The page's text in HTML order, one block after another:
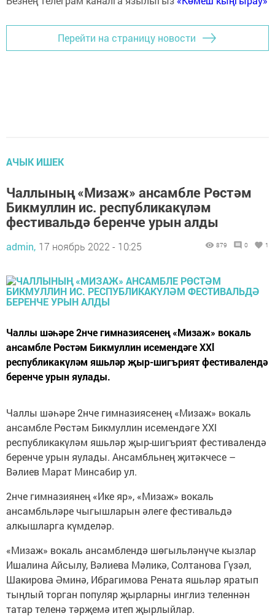
Перейти на страницу новости
АЧЫК ИШЕК
Чаллының «Мизаж» ансамбле Рөстәм
Бикмуллин ис. республикакүләм
фестивальдә беренче урын алды
admin, 17 ноябрь 2022 - 10:25 879 0 1
Чаллы шәһәре 2нче гимназиясенең «Мизаж» вокаль
ансамбле Рөстәм Бикмуллин исемендәге ХХl
республикакүләм яшьләр җыр-шигърият фестивалендә
беренче урын яулады.
Чаллы шәһәре 2нче гимназиясенең «Мизаж» вокаль
ансамбле Рөстәм Бикмуллин исемендәге ХХl
республикакүләм яшьләр җыр-шигърият фестивалендә
беренче урын яулады. Ансамбльнең җитәкчесе –
Вәлиев Марат Минсабир ул.
2нче гимназиянең «Ике яр», «Мизаж» вокаль
ансамбльләре чыгышларын әлеге фестивальдә
алкышларга күмделәр.
«Мизаж» вокаль ансамблендә шөгыльләнүче кызлар
Ишалина Айсылу, Вәлиева Мәликә, Солтанова Гүзәл,
Шакирова Әминә, Ибрагимова Рената яшьләр яратып
тыңлый торган популяр җырларны инглиз теленнән
татар теленә тәрҗемә итеп җырлыйлар.